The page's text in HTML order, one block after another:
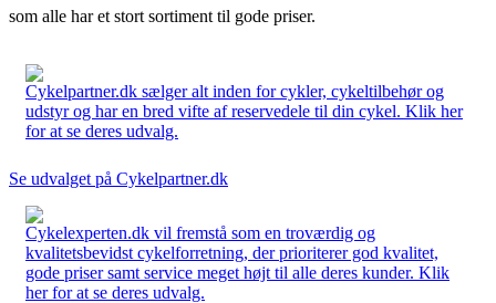
som alle har et stort sortiment til gode priser.
Cykelpartner.dk sælger alt inden for cykler, cykeltilbehør og
udstyr og har en bred vifte af reservedele til din cykel. Klik her
for at se deres udvalg.
Se udvalget på Cykelpartner.dk
Cykelexperten.dk vil fremstå som en troværdig og
kvalitetsbevidst cykelforretning, der prioriterer god kvalitet,
gode priser samt service meget højt til alle deres kunder. Klik
her for at se deres udvalg.